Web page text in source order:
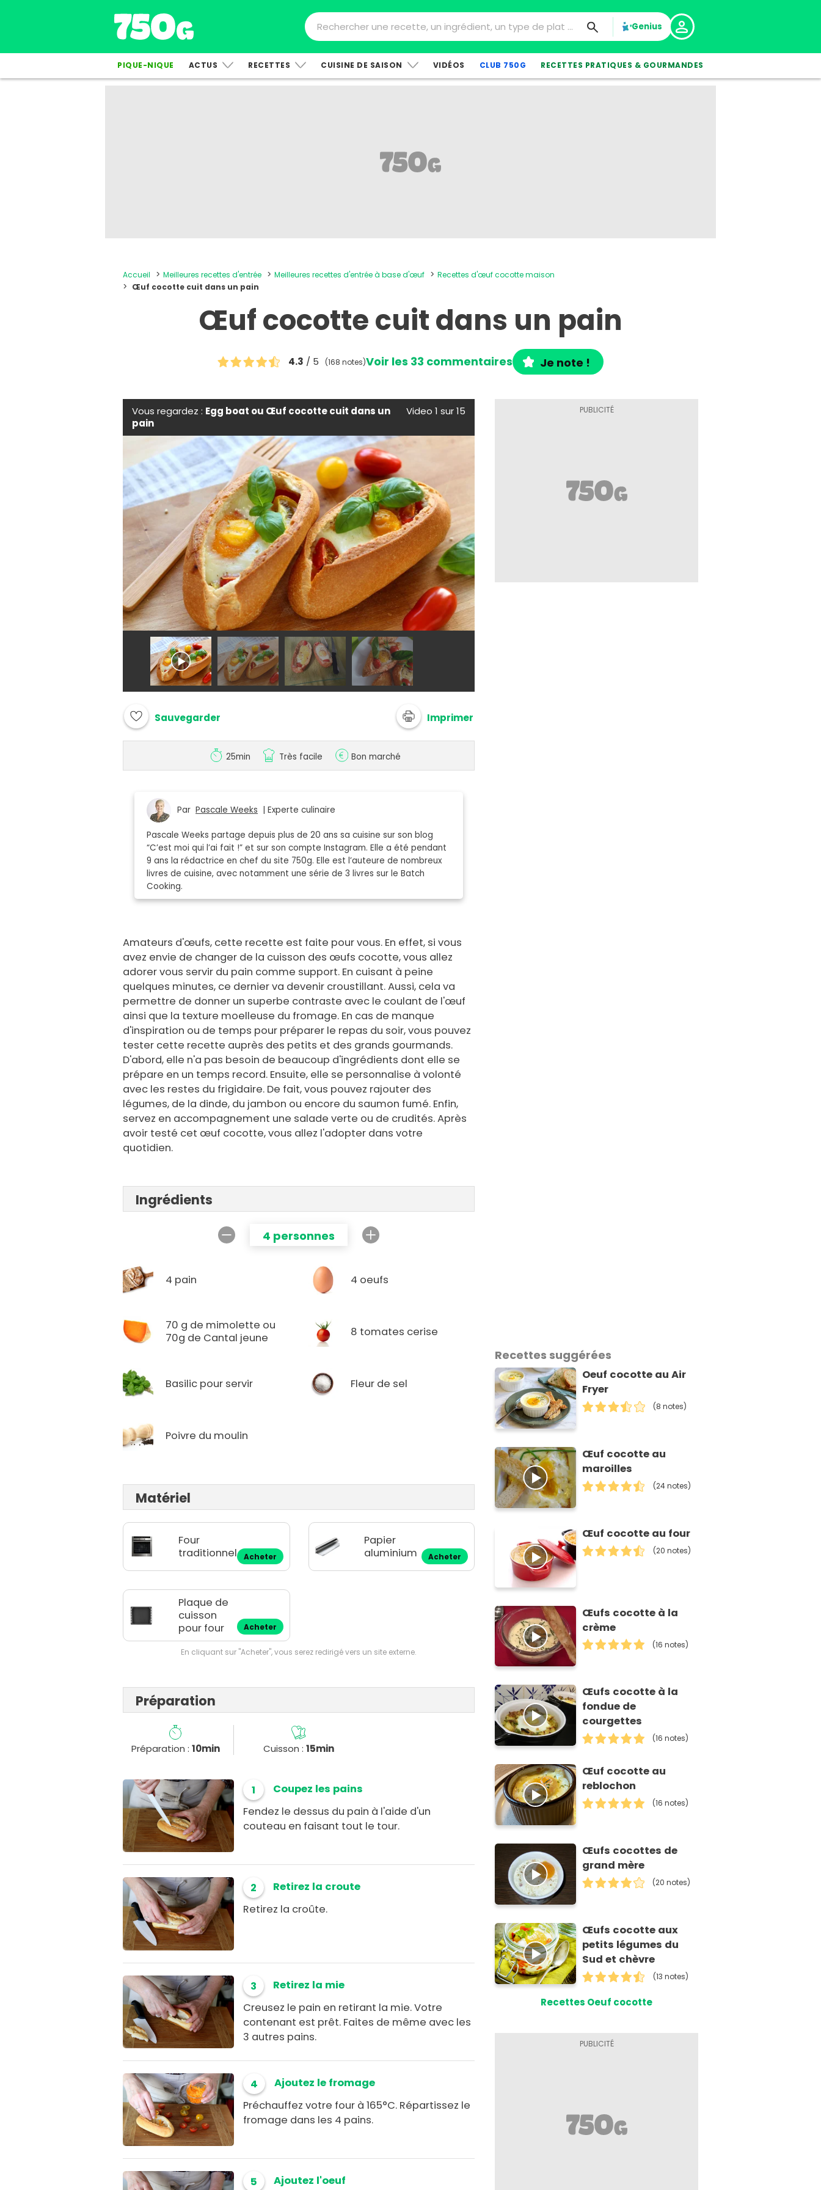
Genius
PIQUE-NIQUE ACTUS RECETTES CUISINE DE SAISON VIDÉOS CLUB 750G RECETTES PRATIQUES & GOURMANDES
Accueil Meilleures recettes d'entrée Meilleures recettes d'entrée à base d'œuf
Recettes d'œuf cocotte maison
Œuf cocotte cuit dans un pain
Œuf cocotte cuit dans un pain
4.3 / 5 (168 notes)Voir les 33 commentaires Je note !
Vous regardez : Egg boat ou Œuf cocotte cuit dans un
pain
Video 1 sur 15
Sauvegarder Imprimer
25min Très facile Bon marché
ParPascale Weeks | Experte culinaire
Pascale Weeks partage depuis plus de 20 ans sa cuisine sur son blog
“C’est moi qui l’ai fait !” et sur son compte Instagram. Elle a été pendant
9 ans la rédactrice en chef du site 750g. Elle est l’auteure de nombreux
livres de cuisine, avec notamment une série de 3 livres sur le Batch
Cooking.
Amateurs d'œufs, cette recette est faite pour vous. En effet, si vous
avez envie de changer de la cuisson des œufs cocotte, vous allez
adorer vous servir du pain comme support. En cuisant à peine
quelques minutes, ce dernier va devenir croustillant. Aussi, cela va
permettre de donner un superbe contraste avec le coulant de l'œuf
ainsi que la texture moelleuse du fromage. En cas de manque
d'inspiration ou de temps pour préparer le repas du soir, vous pouvez
tester cette recette auprès des petits et des grands gourmands.
D'abord, elle n'a pas besoin de beaucoup d'ingrédients dont elle se
prépare en un temps record. Ensuite, elle se personnalise à volonté
avec les restes du frigidaire. De fait, vous pouvez rajouter des
légumes, de la dinde, du jambon ou encore du saumon fumé. Enfin,
servez en accompagnement une salade verte ou de crudités. Après
avoir testé cet œuf cocotte, vous allez l'adopter dans votre
quotidien.
Ingrédients
4 personnes
4 pain 4 oeufs
70 g de mimolette ou
70g de Cantal jeune
8 tomates cerise
Basilic pour servir Fleur de sel
Poivre du moulin
Matériel
Four
traditionnel
Acheter
Papier
aluminium
Acheter
Plaque de
cuisson
pour four
Acheter
En cliquant sur "Acheter", vous serez redirigé vers un site externe.
Préparation
Préparation : 10min Cuisson :15min
1
Coupez les pains
Fendez le dessus du pain à l'aide d'un
couteau en faisant tout le tour.
2
Retirez la croute
Retirez la croûte.
3
Retirez la mie
Creusez le pain en retirant la mie. Votre
contenant est prêt. Faites de même avec les
3 autres pains.
4
Ajoutez le fromage
Préchauffez votre four à 165°C. Répartissez le
fromage dans les 4 pains.
5 Ajoutez l'oeuf
Recettes suggérées
Oeuf cocotte au Air
Fryer
(8 notes)
Œuf cocotte au
maroilles
(24 notes)
Œuf cocotte au four
(20 notes)
Œufs cocotte à la
crème
(16 notes)
Œufs cocotte à la
fondue de
courgettes
(16 notes)
Œuf cocotte au
reblochon
(16 notes)
Œufs cocottes de
grand mère
(20 notes)
Œufs cocotte aux
petits légumes du
Sud et chèvre
(13 notes)
Recettes Oeuf cocotte